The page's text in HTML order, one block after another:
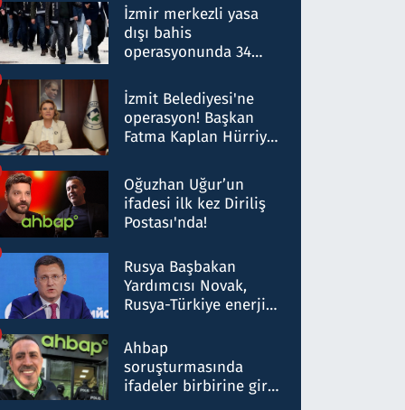
hakkında gözaltı kararı
İzmir merkezli yasa
dışı bahis
operasyonunda 34
Milyar liralık para
trafiği tespit edildi
İzmit Belediyesi'ne
operasyon! Başkan
Fatma Kaplan Hürriyet
Oğuzhan Uğur’un
ifadesi ilk kez Diriliş
Postası'nda!
Rusya Başbakan
Yardımcısı Novak,
Rusya-Türkiye enerji
nitelikte olduğunu
belirtti
Ahbap
soruşturmasında
ifadeler birbirine girdi: